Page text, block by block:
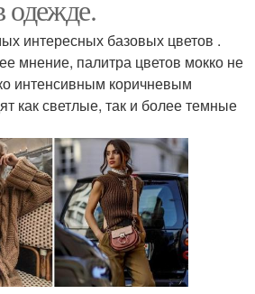
одежде.
интересных базовых цветов .
мнение, палитра цветов мокко не
интенсивным коричневым
как светлые, так и более темные